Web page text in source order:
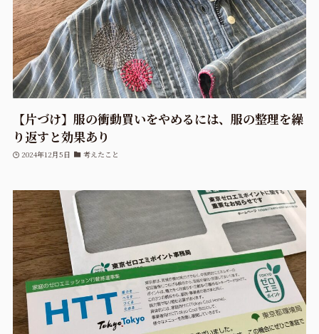
【片づけ】服の衝動買いをやめるには、服の整理を繰
り返すと効果あり
2024年12月5日 考えたこと